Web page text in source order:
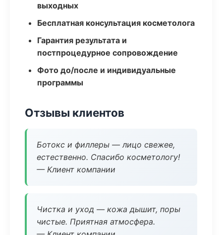
выходных
Бесплатная консультация косметолога
Гарантия результата и
постпроцедурное сопровождение
Фото до/после и индивидуальные
программы
Отзывы клиентов
Ботокс и филлеры — лицо свежее,
естественно. Спасибо косметологу!
— Клиент компании
Чистка и уход — кожа дышит, поры
чистые. Приятная атмосфера.